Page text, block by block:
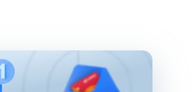
документооборота.
сотрудников. Использование